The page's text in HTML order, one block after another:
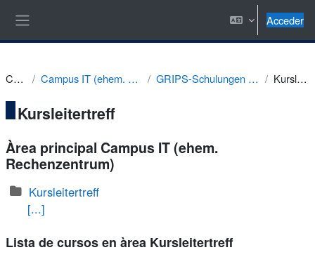
Acceder
Cursos Campus IT (ehem. Rechenzentrum) GRIPS-Schulungen - bis SoSe 2019 Kursleitertreff
Kursleitertreff
Àrea principal Campus IT (ehem.
Rechenzentrum)
Kursleitertreff
[...]
Lista de cursos en àrea Kursleitertreff